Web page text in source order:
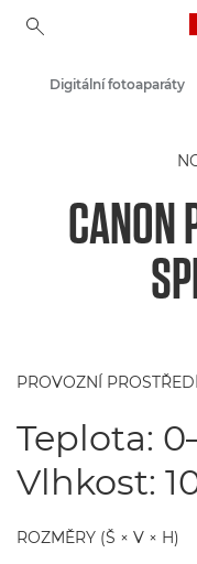
Digitální fotoaparáty
CANON
PROVOZNÍ PROSTŘEDÍ
Teplota:
Vlhkost:
ROZMĚRY (Š × V × H)